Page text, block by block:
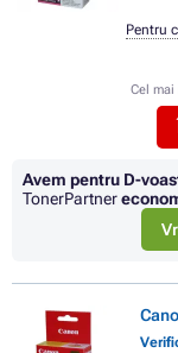
Cel
Pentru
Avem pentru D-
TonerPartner